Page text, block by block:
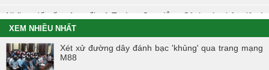
Những dấu ấn của tuổi trẻ Trường Cao đẳng Cảnh sát nhân dân I
trong Tháng Thanh niên 2021
Chiến dịch tình nguyện mùa đông năm 2020 và Xuân biên cương
năm 2021 trong tuổi trẻ Trường Cao đẳng Cảnh sát nhân dân I
XEM NHIỀU NHẤT
Xét xử đường dây đánh bạc 'khủng' qua trang mạng
M88